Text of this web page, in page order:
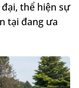
thể hiện sự
tại đang ưa